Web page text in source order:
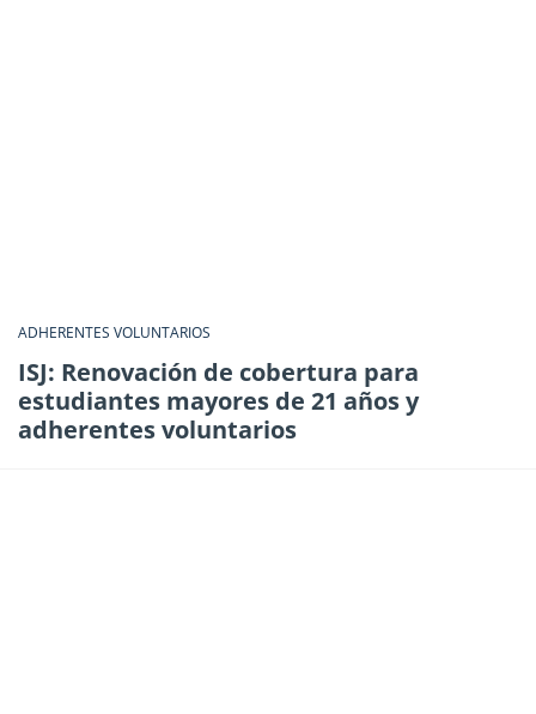
ADHERENTES VOLUNTARIOS
ISJ: Renovación de cobertura para
estudiantes mayores de 21 años y
adherentes voluntarios